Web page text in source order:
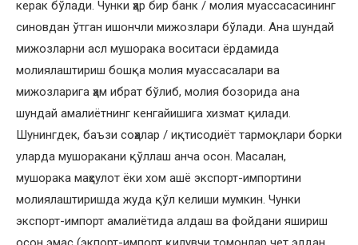
керак бўлади. Чунки ҳар бир банк / молия муассасасининг
синовдан ўтган ишончли мижозлари бўлади. Ана шундай
мижозларни асл мушорака воситаси ёрдамида
молиялаштириш бошқа молия муассасалари ва
мижозларига ҳам ибрат бўлиб, молия бозорида ана
шундай амалиётнинг кенгайишига хизмат қилади.
Шунингдек, баъзи соҳалар / иқтисодиёт тармоқлари борки
уларда мушоракани қўллаш анча осон. Масалан,
мушорака маҳсулот ёки хом ашё экспорт-импортини
молиялаштиришда жуда қўл келиши мумкин. Чунки
экспорт-импорт амалиётида алдаш ва фойдани яшириш